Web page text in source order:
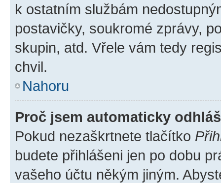
k ostatním službám
postavičky, soukromé zprávy,
skupin, atd. Vřele vám tedy
chvil.
Nahoru
Proč jsem automaticky
Pokud nezaškrtnete tlačítko
budete přihlášeni jen po dobu
vašeho účtu někým jiným.